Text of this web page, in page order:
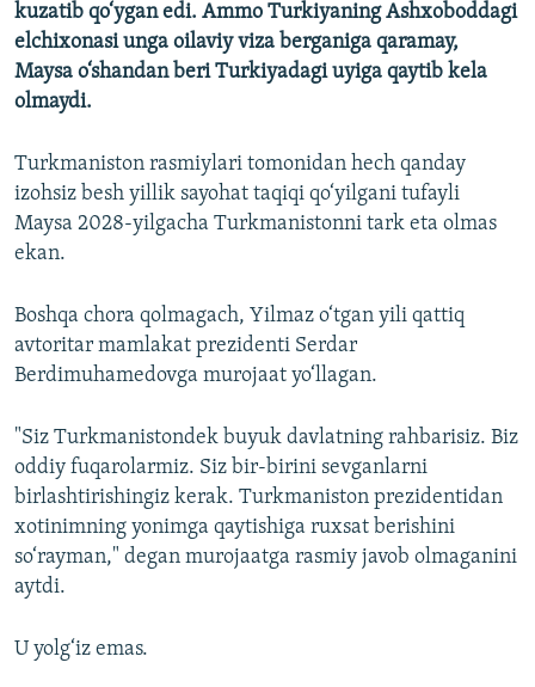
kuzatib qo‘ygan edi. Ammo Turkiyaning Ashxoboddagi
elchixonasi unga oilaviy viza berganiga qaramay,
Maysa o‘shandan beri Turkiyadagi uyiga qaytib kela
olmaydi.
Turkmaniston rasmiylari tomonidan hech qanday
izohsiz besh yillik sayohat taqiqi qo‘yilgani tufayli
Maysa 2028-yilgacha Turkmanistonni tark eta olmas
ekan.
Boshqa chora qolmagach, Yilmaz o‘tgan yili qattiq
avtoritar mamlakat prezidenti Serdar
Berdimuhamedovga murojaat yo‘llagan.
"Siz Turkmanistondek buyuk davlatning rahbarisiz. Biz
oddiy fuqarolarmiz. Siz bir-birini sevganlarni
birlashtirishingiz kerak. Turkmaniston prezidentidan
xotinimning yonimga qaytishiga ruxsat berishini
so‘rayman," degan murojaatga rasmiy javob olmaganini
aytdi.
U yolg‘iz emas.